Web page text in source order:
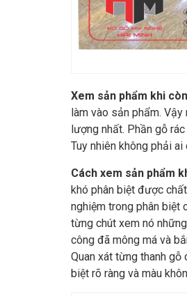
Xem sản phẩm khi
làm vào sản phẩm.
lượng nhất. Phần gỗ
Tuy nhiên không phải
Cách xem sản phẩm
khó phân biệt được
nghiệm trong phân biệt
từng chút xem nó
công đã mông má và
Quan xát từng thanh gỗ
biệt rõ ràng và màu